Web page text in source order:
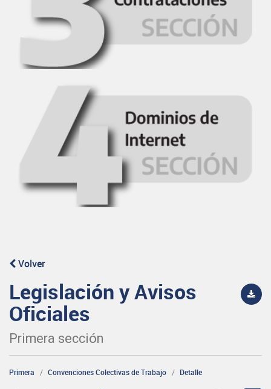
Volver
Legislación y Avisos
Oficiales
Primera sección
Primera Convenciones Colectivas de Trabajo Detalle